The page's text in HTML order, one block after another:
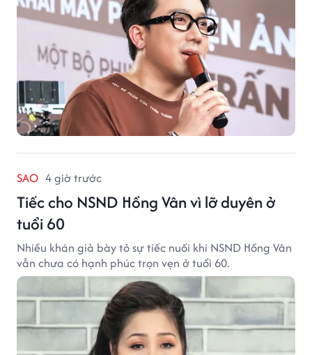
SAO 4 giờ trước
Tiếc cho NSND Hồng Vân vì lỡ duyên ở
tuổi 60
Nhiều khán giả bày tỏ sự tiếc nuối khi NSND Hồng Vân
vẫn chưa có hạnh phúc trọn vẹn ở tuổi 60.